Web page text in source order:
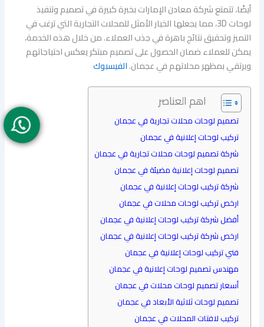
أيضًا، تتمتع شركة معادن الإمارات بخبرة كبيرة في تصميم وتنفيذ
لوحات 3D، مما يجعلها الخيار الأمثل للمحلات التجارية التي ترغب في
التميز وتحقيق نتائج باهرة في جذب العملاء. من خلال هذه الخدمة،
يمكن للعملاء ضمان الحصول على تصميم مبتكر يعكس احتياجاتهم
ويرتقي بمظهر محلاتهم في عجمان.الفيسبوك
اهم العناصر
تصميم لوحات محلات تجارية في عجمان
تركيب لوحات إعلانية في عجمان
شركة تصميم لوحات محلات تجارية في عجمان
تصميم لوحات إعلانية مضيئة في عجمان
شركة تركيب لوحات إعلانية في عجمان
ارخص تركيب لوحات محلات في عجمان
أفضل شركة تركيب لوحات إعلانية في عجمان
ارخص شركة تركيب لوحات إعلانية في عجمان
فني تركيب لوحات إعلانية في عجمان
مهندس تصميم لوحات إعلانية في عجمان
أسعار تصميم لوحات محلات في عجمان
تصميم لوحات ثلاثية الأبعاد في عجمان
تركيب لافتات المحلات في عجمان